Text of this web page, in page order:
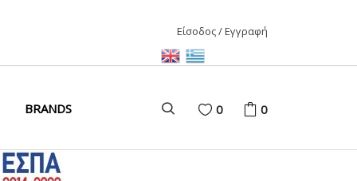
Είσοδος / Εγγραφή
BRANDS 0 0